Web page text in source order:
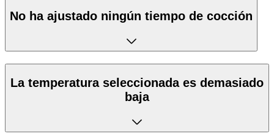
No ha ajustado ningún tiempo de cocción
La temperatura seleccionada es demasiado
baja